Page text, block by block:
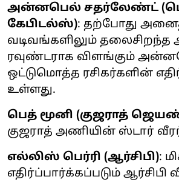
அன்னபெல் சதர்லேண்ட்
கேபிடல்ஸ்): தற்போது
வடிவங்களிலும் தலைசிறந்த
ரவுண்டராக விளங்கும்
ஒட்டுமொத்த ரசிகர்களின்
உள்ளது.
பெத் மூனி (குஜராத்
குஜராத் அணியின் ஸ்டார்
எல்லிஸ் பெர்ரி (ஆர்சிபி):
எதிர்ப்பார்க்கப்படும் ஆர்சிபி